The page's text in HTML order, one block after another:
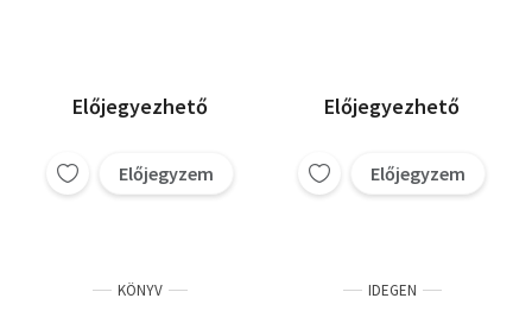
Előjegyezhető
Előjegyzem
Előjegyezhető
Előjegyzem
KÖNYV IDEGEN